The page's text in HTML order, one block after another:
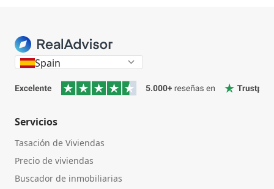
Spain
Servicios
Tasación de Viviendas
Precio de viviendas
Buscador de inmobiliarias